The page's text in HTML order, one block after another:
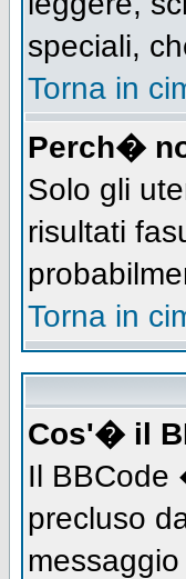
speciali,
Torna in
Perch�
Solo gli
risultati
Torna in
Cos'� il
Il BBCode
precluso